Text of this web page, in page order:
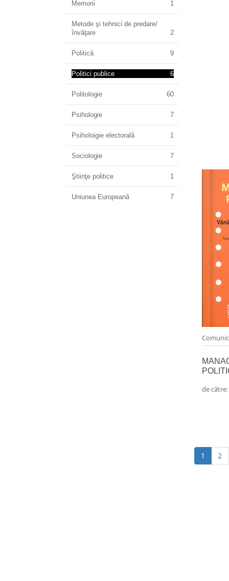
de către:
1 2
Memorii 1
Metode şi tehnici de predare/
învăţare
2
Politică 9
Politici publice 6
Politologie 60
Psihologie 7
Psiholoigie electorală 1
Sociologie 7
Ştiinţe politice 1
Uniunea Europeană 7